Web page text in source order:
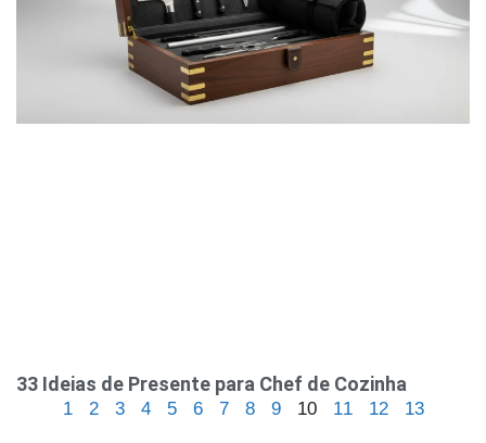
33 Ideias de Presente para Chef de Cozinha
1 2 3 4 5 6 7 8 9 10 11 12 13